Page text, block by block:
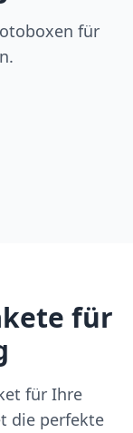
für
für
für Ihre
die perfekte